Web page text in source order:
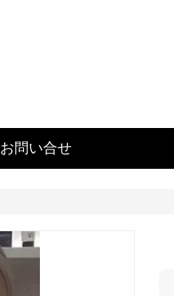
お問い合せ